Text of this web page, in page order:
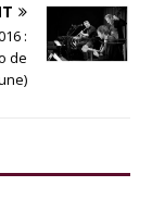
:
de